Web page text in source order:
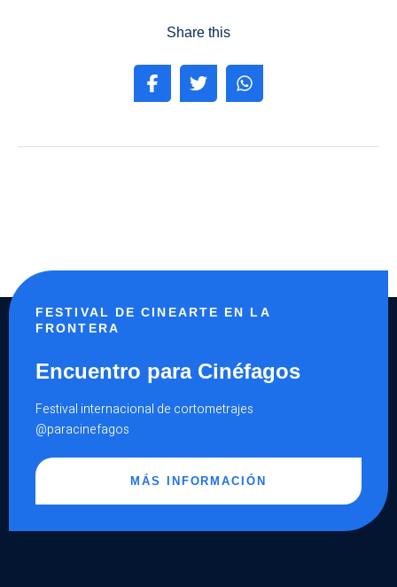
Share this
FESTIVAL DE CINEARTE EN LA
FRONTERA
Encuentro para Cinéfagos
Festival internacional de cortometrajes
@paracinefagos
MÁS INFORMACIÓN